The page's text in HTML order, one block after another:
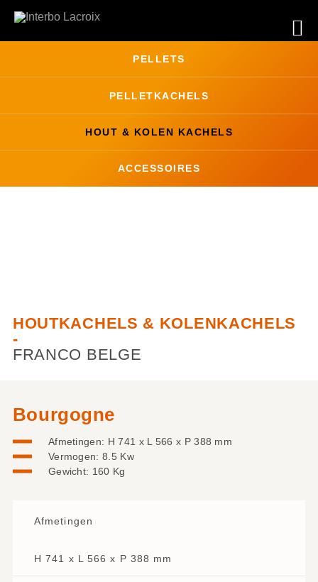
PELLETS
PELLETKACHELS
HOUT & KOLEN KACHELS
ACCESSOIRES
HOUTKACHELS & KOLENKACHELS
-
FRANCO BELGE
Bourgogne
Afmetingen: H 741 x L 566 x P 388 mm
Vermogen: 8.5 Kw
Gewicht: 160 Kg
Afmetingen
H 741 x L 566 x P 388 mm